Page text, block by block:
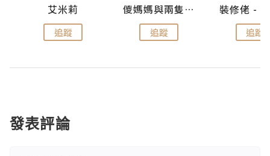
艾米莉
追蹤
儍媽媽與兩隻小魔怪之家
追蹤 追蹤
發表評論